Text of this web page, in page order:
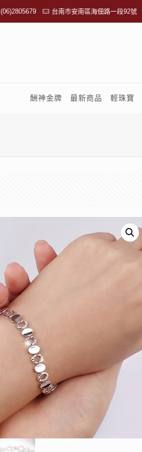
(06)2805679 台南市安南區海佃路一段92號
酬神金牌 最新商品 輕珠寶